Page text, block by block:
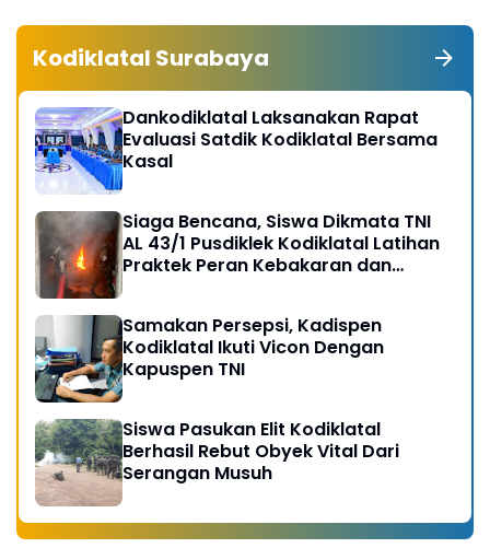
Kodiklatal Surabaya
Dankodiklatal Laksanakan Rapat
Evaluasi Satdik Kodiklatal Bersama
Kasal
Siaga Bencana, Siswa Dikmata TNI
AL 43/1 Pusdiklek Kodiklatal Latihan
Praktek Peran Kebakaran dan
Samakan Persepsi, Kadispen
Kodiklatal Ikuti Vicon Dengan
Kapuspen TNI
Siswa Pasukan Elit Kodiklatal
Berhasil Rebut Obyek Vital Dari
Serangan Musuh